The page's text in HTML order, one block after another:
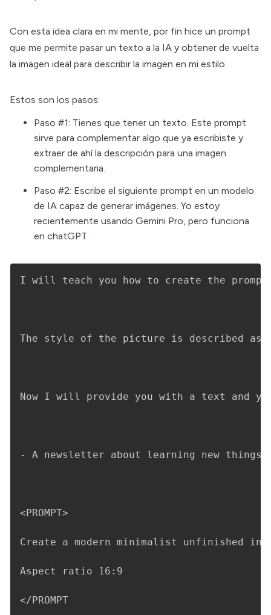
Con esta idea clara en mi mente, por fin hice un prompt
que me permite pasar un texto a la IA y obtener de vuelta
la imagen ideal para describir la imagen en mi estilo.
Estos son los pasos:
Paso #1: Tienes que tener un texto. Este prompt
sirve para complementar algo que ya escribiste y
extraer de ahí la descripción para una imagen
complementaria.
Paso #2: Escribe el siguiente prompt en un modelo
de IA capaz de generar imágenes. Yo estoy
recientemente usando Gemini Pro, pero funciona
en chatGPT.
I will teach you how to create the
The style of the picture is described as:
Now I will provide you with a text and
- A newsletter about learning new
<PROMPT>
Create a modern minimalist unfinished
Aspect ratio 16:9
</PROMPT